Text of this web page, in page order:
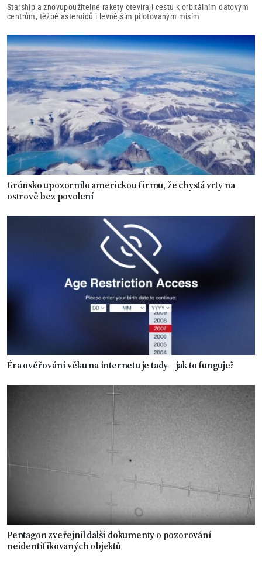
Starship a znovupoužitelné rakety otevírají cestu k orbitálním datovým
centrům, těžbě asteroidů i levnějším pilotovaným misím
Grónsko upozornilo americkou firmu, že chystá vrty na
ostrově bez povolení
Éra ověřování věku na internetu je tady – jak to funguje?
Pentagon zveřejnil další dokumenty o pozorování
neidentifikovaných objektů